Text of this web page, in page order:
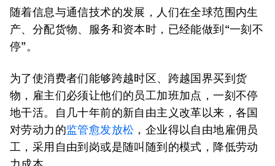
随着信息与通信技术的发展，人们在全球范围内生
产、分配货物、服务和资本时，已经能做到“一刻不
停”。
为了使消费者们能够跨越时区、跨越国界买到货
物，雇主们必须让他们的员工加班加点，一刻不停
地干活。自几十年前的新自由主义改革以来，各国
对劳动力的监管愈发放松 ，企业得以自由地雇佣员
工，采用自由到岗或是随叫随到的模式，降低劳动